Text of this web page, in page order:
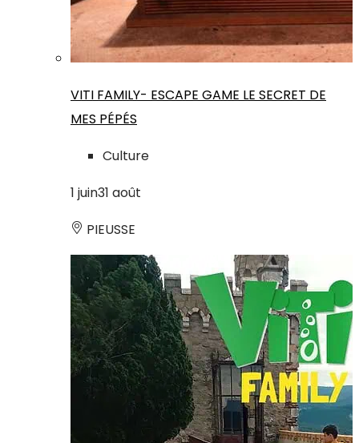
VITI FAMILY- ESCAPE GAME LE SECRET DE
MES PÉPÉS
Culture
1 juin31 août
PIEUSSE